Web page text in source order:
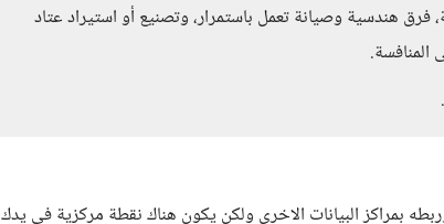
هندسية وصيانة تعمل باستمرار، وتصنيع أو استيراد عتاد
بمراكز البيانات الاخري ولكن يكون هناك نقطة مركزية في يدك